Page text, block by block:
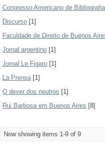
Congresso Americano de
Discurso [1]
Faculdade de Direito de Buenos
Jornal argentino [1]
Jornal Le Figaro [1]
La Prensa[1]
O dever dos neutros [1]
Rui Barbosa em Buenos Aires [8]
Now showing items 1-9 of 9